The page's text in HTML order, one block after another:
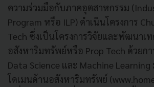
ความร่วมมือกับภาคอุตสาหกรรม
Program หรือ ILP) ดำเนินโครงการ
Tech ซึ่งเป็นโครงการวิจัยและพัฒนาเ
อสังหาริมทรัพย์หรือ Prop Tech ด้วยก
Data Science และ Machine
โดเมนด้านอสังหาริมทรัพย์